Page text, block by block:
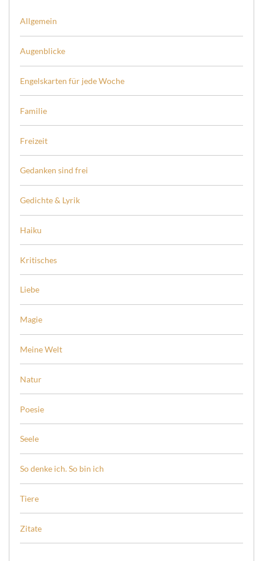
Allgemein
Augenblicke
Engelskarten für jede Woche
Familie
Freizeit
Gedanken sind frei
Gedichte & Lyrik
Haiku
Kritisches
Liebe
Magie
Meine Welt
Natur
Poesie
Seele
So denke ich. So bin ich
Tiere
Zitate